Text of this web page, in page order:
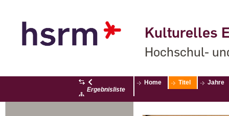
Kulturelles
Hochschul-
Ergebnisliste
Home Titel Jahre